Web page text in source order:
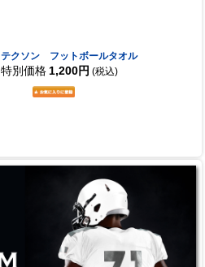
テクソン フットボールタオル
特別価格 1,200円 (税込)